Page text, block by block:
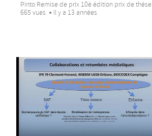
Pinto Remise de prix 10è édition prix de thèse
665 vues
Il y a 13 années